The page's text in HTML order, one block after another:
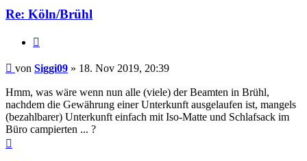
Re: Köln/Brühl
Beitrag
von Siggi09 » 18. Nov 2019, 20:39
Hmm, was wäre wenn nun alle (viele) der Beamten in Brühl,
nachdem die Gewährung einer Unterkunft ausgelaufen ist, mangels
(bezahlbarer) Unterkunft einfach mit Iso-Matte und Schlafsack im
Büro campierten ... ?